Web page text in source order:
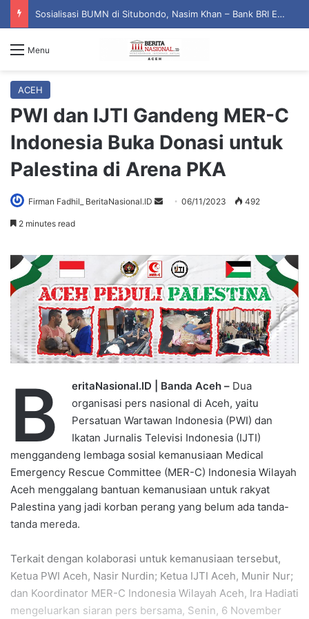
Sosialisasi BUMN di Situbondo, Nasim Khan – Bank BRI Edukasi Warga Cegah Penipuan Digital
Menu
ACEH
PWI dan IJTI Gandeng MER-C
Indonesia Buka Donasi untuk
Palestina di Arena PKA
Firman Fadhil_ BeritaNasional.ID
n
e
m
a
i
06/11/2023 492
2 minutes read
B eritaNasional.ID | Banda Aceh – Dua
organisasi pers nasional di Aceh, yaitu
Persatuan Wartawan Indonesia (PWI) dan
Ikatan Jurnalis Televisi Indonesia (IJTI)
menggandeng lembaga sosial kemanusiaan Medical
Emergency Rescue Committee (MER-C) Indonesia Wilayah
Aceh menggalang bantuan kemanusiaan untuk rakyat
Palestina yang jadi korban perang yang belum ada tanda-
tanda mereda.
Terkait dengan kolaborasi untuk kemanusiaan tersebut,
Ketua PWI Aceh, Nasir Nurdin; Ketua IJTI Aceh, Munir Nur;
dan Koordinator MER-C Indonesia Wilayah Aceh, Ira Hadiati
mengeluarkan siaran pers bersama, Senin, 6 November